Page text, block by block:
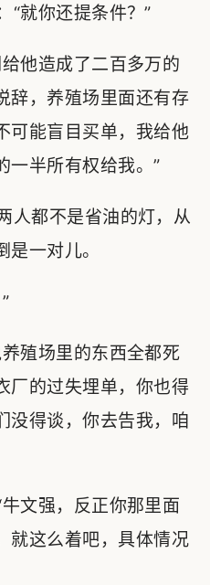
就你还提条件？”
他造成了二百多万的
辞，养殖场里面还有存
可能盲目买单，我给他
一半所有权给我。”
人都不是省油的灯，从
一对儿。
殖场里的东西全都死
厂的过失埋单，你也得
没得谈，你去告我，咱
文强，反正你那里面
就这么着吧，具体情况